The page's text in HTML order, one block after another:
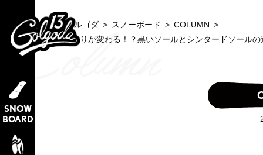
SNOW
BOARD
GOLGODA ゴルゴダ > スノーボード > COLUMN >
ソールの色で走りが変わる！？黒いソールとシンタードソール